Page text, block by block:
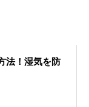
法！湿気を防